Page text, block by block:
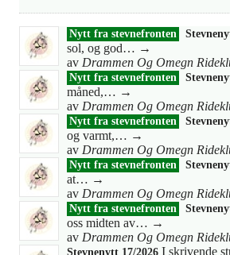
Nytt fra stevnefronten
sol, og god… →
av Drammen Og Omegn
Nytt fra stevnefronten
måned,… →
av Drammen Og Omegn
Nytt fra stevnefronten
og varmt,… →
av Drammen Og Omegn
Nytt fra stevnefronten
at… →
av Drammen Og Omegn
Nytt fra stevnefronten
oss midten av… →
av Drammen Og Omegn
Stevnenytt 17/2026 I skrivende